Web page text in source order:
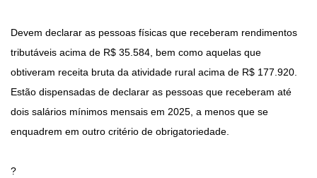
Devem declarar as pessoas físicas que receberam rendimentos
tributáveis acima de R$ 35.584, bem como aquelas que
obtiveram receita bruta da atividade rural acima de R$ 177.920.
Estão dispensadas de declarar as pessoas que receberam até
dois salários mínimos mensais em 2025, a menos que se
enquadrem em outro critério de obrigatoriedade.
?